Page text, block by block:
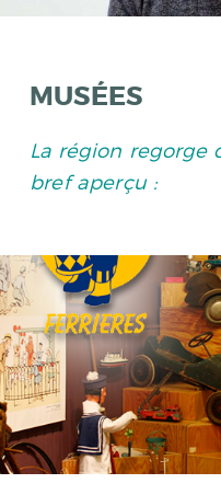
MUSÉES
La région regorge
bref aperçu :